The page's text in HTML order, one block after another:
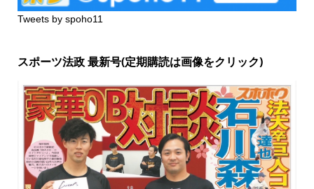
Tweets by spoho11
スポーツ法政 最新号(定期購読は画像をクリック)